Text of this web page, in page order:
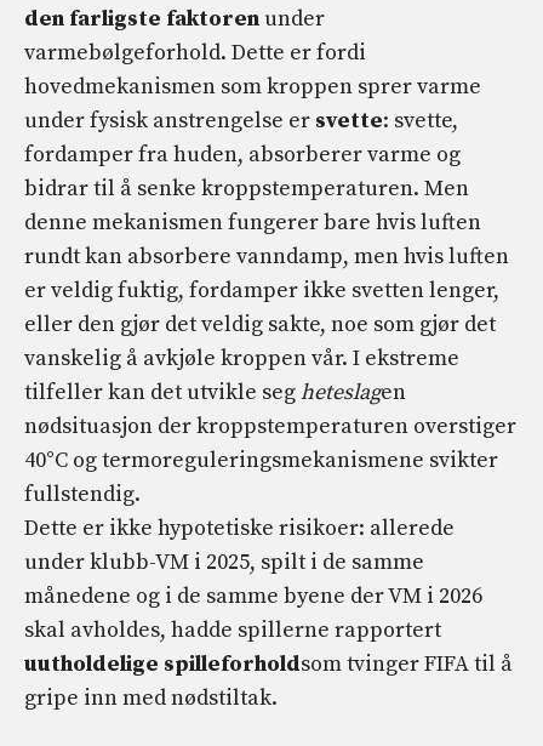
den farligste faktoren under
varmebølgeforhold. Dette er fordi
hovedmekanismen som kroppen sprer varme
under fysisk anstrengelse er svette: svette,
fordamper fra huden, absorberer varme og
bidrar til å senke kroppstemperaturen. Men
denne mekanismen fungerer bare hvis luften
rundt kan absorbere vanndamp, men hvis luften
er veldig fuktig, fordamper ikke svetten lenger,
eller den gjør det veldig sakte, noe som gjør det
vanskelig å avkjøle kroppen vår. I ekstreme
tilfeller kan det utvikle segheteslagen
nødsituasjon der kroppstemperaturen overstiger
40°C og termoreguleringsmekanismene svikter
fullstendig.
Dette er ikke hypotetiske risikoer: allerede
under klubb-VM i 2025, spilt i de samme
månedene og i de samme byene der VM i 2026
skal avholdes, hadde spillerne rapportert
uutholdelige spilleforholdsom tvinger FIFA til å
gripe inn med nødstiltak.